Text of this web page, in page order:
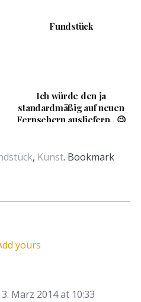
Fundstück
Ich würde den ja
standardmäßig auf neuen
Fernsehern ausliefern.. 😉
, Kunst. Bookmark
yours
März 2014 at 10:33